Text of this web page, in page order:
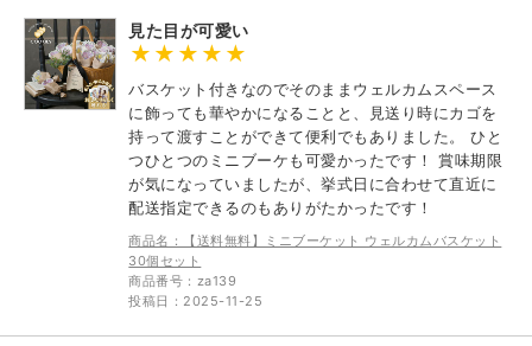
見た目が可愛い
バスケット付きなのでそのままウェルカムスペース
に飾っても華やかになることと、見送り時にカゴを
持って渡すことができて便利でもありました。 ひと
つひとつのミニブーケも可愛かったです！ 賞味期限
が気になっていましたが、挙式日に合わせて直近に
配送指定できるのもありがたかったです！
商品名：【送料無料】ミニブーケット ウェルカムバスケット
30個セット
商品番号：za139
投稿日：2025-11-25